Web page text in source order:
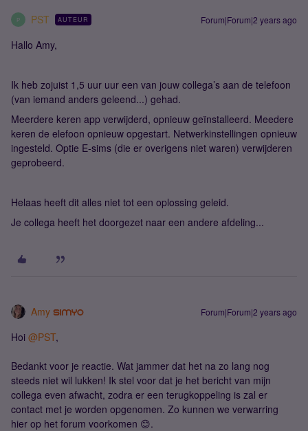
P PST AUTEUR Forum|Forum|2 years ago
Hallo Amy,
Ik heb zojuist 1,5 uur uur een van jouw collega’s aan de telefoon
(van iemand anders geleend...) gehad.
Meerdere keren app verwijderd, opnieuw geïnstalleerd. Meedere
keren de elefoon opnieuw opgestart. Netwerkinstellingen opnieuw
ingesteld. Optie E-sims (die er overigens niet waren) verwijderen
geprobeerd.
Helaas heeft dit alles niet tot een oplossing geleid.
Je collega heeft het doorgezet naar een andere afdeling...
Amy Forum|Forum|2 years ago
Hoi @PST,
Bedankt voor je reactie. Wat jammer dat het na zo lang nog
steeds niet wil lukken! Ik stel voor dat je het bericht van mijn
collega even afwacht, zodra er een terugkoppeling is zal er
contact met je worden opgenomen. Zo kunnen we verwarring
hier op het forum voorkomen 😊.